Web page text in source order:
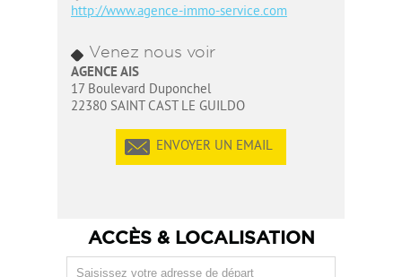
http://www.agence-immo-service.com
Venez nous voir
AGENCE AIS
17 Boulevard Duponchel
22380 SAINT CAST LE GUILDO
ENVOYER UN EMAIL
ACCÈS & LOCALISATION